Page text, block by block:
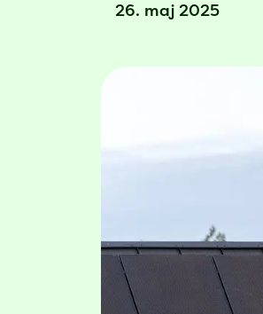
26. maj 2025